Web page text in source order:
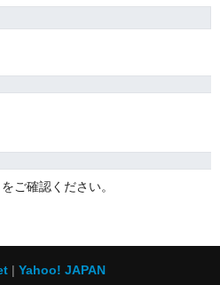
をご確認ください。
Yahoo! JAPAN